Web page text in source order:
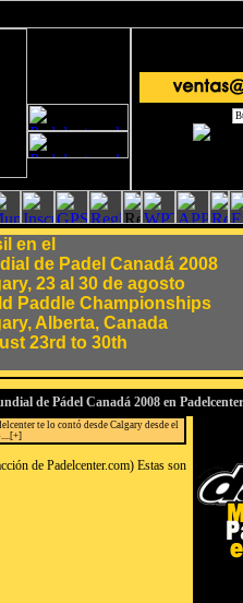
en el
de Padel Canadá 2008
23 al 30 de agosto
Paddle Championships
Alberta, Canada
23rd to 30th
de Pádel Canadá 2008 en
te lo contó desde Calgary desde el
de Padelcenter.com) Estas son